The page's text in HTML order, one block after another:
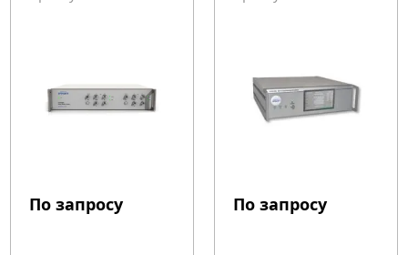
По запросу По запросу